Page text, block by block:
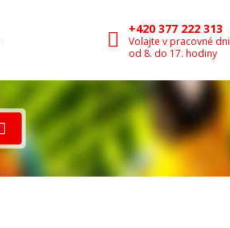
+420 377 222 313
Volajte v pracovné dni
od 8. do 17. hodiny